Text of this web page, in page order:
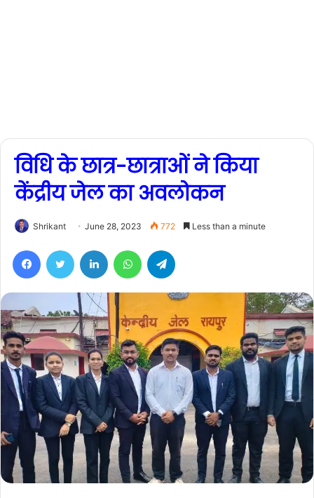
विधि के छात्र-छात्राओं ने किया
केंद्रीय जेल का अवलोकन
Shrikant June 28, 2023 772 Less than a minute